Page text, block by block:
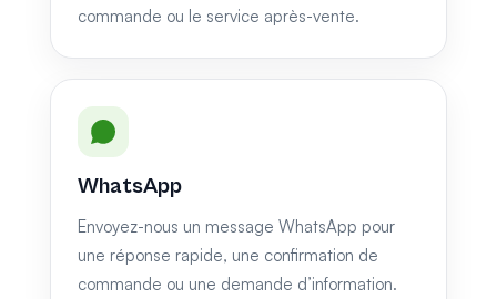
commande ou le service après-vente.
WhatsApp
Envoyez-nous un message WhatsApp pour
une réponse rapide, une confirmation de
commande ou une demande d’information.